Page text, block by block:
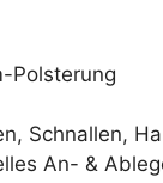
Polsterung
Schnallen,
An- &